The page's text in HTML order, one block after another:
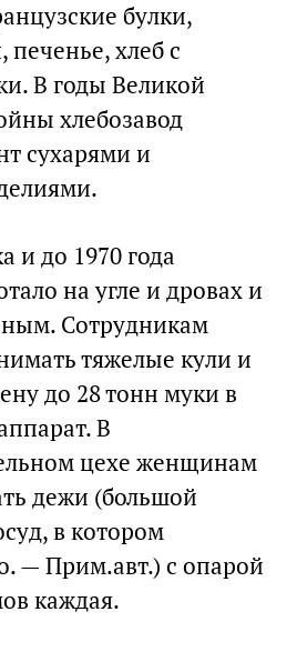
булки,
хлеб с
В годы Великой
хлебозавод
сухарями и
и до 1970 года
на угле и дровах и
Сотрудникам
тяжелые кули и
до 28 тонн муки в
В
цехе женщинам
дежи (большой
в котором
— Прим.авт.) с опарой
каждая.